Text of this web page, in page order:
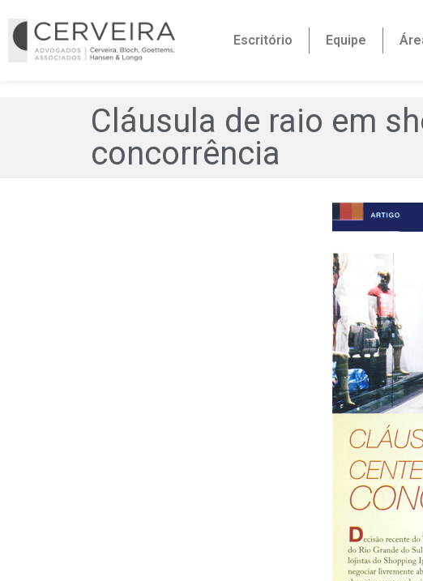
Escritório Equipe
Cláusula de raio em
concorrência